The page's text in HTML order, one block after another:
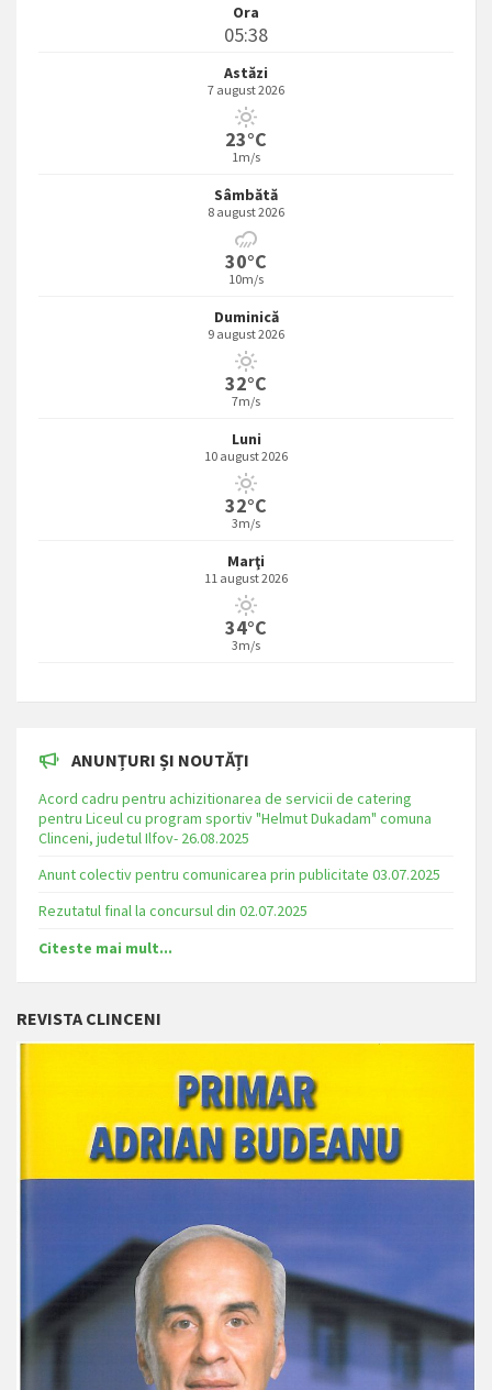
Ora
05:38
Astăzi
7 august 2026
23°C
1m/s
Sâmbătă
8 august 2026
30°C
10m/s
Duminică
9 august 2026
32°C
7m/s
Luni
10 august 2026
32°C
3m/s
Marţi
11 august 2026
34°C
3m/s
ANUNȚURI ȘI NOUTĂȚI
Acord cadru pentru achizitionarea de servicii de catering
pentru Liceul cu program sportiv "Helmut Dukadam" comuna
Clinceni, judetul Ilfov- 26.08.2025
Anunt colectiv pentru comunicarea prin publicitate 03.07.2025
Rezutatul final la concursul din 02.07.2025
Citeste mai mult...
REVISTA CLINCENI